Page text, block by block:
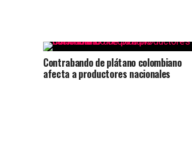
Contrabando de plátano colombiano
afecta a productores nacionales